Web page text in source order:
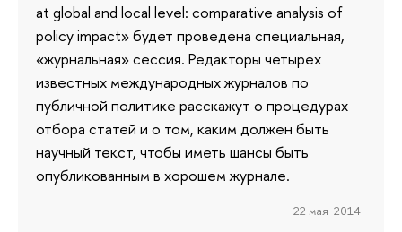
at global and local level: comparative analysis of
policy impact» будет проведена специальная,
«журнальная» сессия. Редакторы четырех
известных международных журналов по
публичной политике расскажут о процедурах
отбора статей и о том, каким должен быть
научный текст, чтобы иметь шансы быть
опубликованным в хорошем журнале.
22 мая 2014